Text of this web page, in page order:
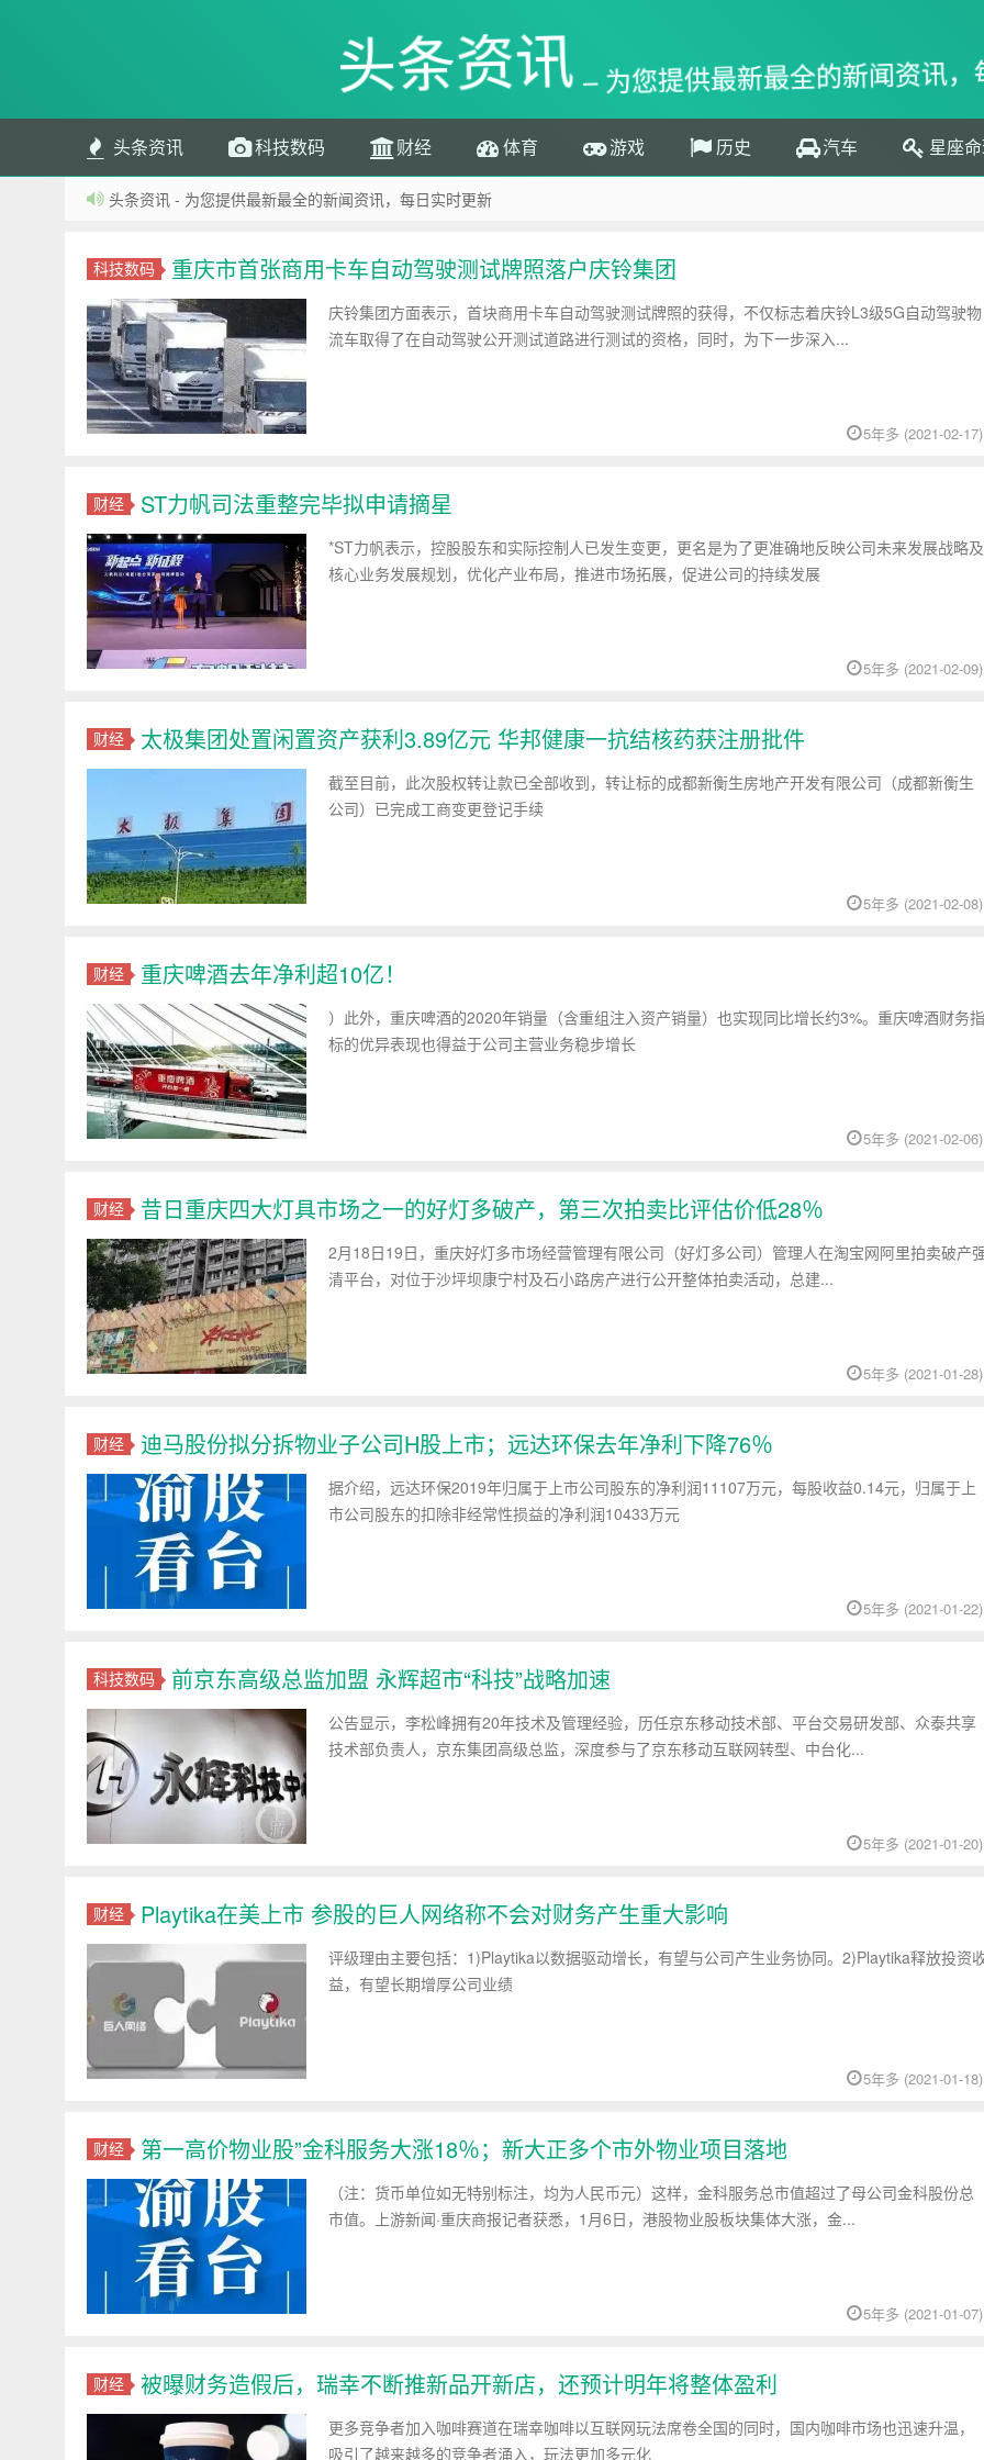
头条资讯– 为您提供最新最全的新闻资讯
头条资讯 科技数码 财经 体育 游戏 历史 汽车 星座
头条资讯 - 为您提供最新最全的新闻资讯，每日实时更新
科技数码 重庆市首张商用卡车自动驾驶测试牌照落户庆铃集团
庆铃集团方面表示，首块商用卡车自动驾驶测试牌照的获得，不仅标志着庆铃L3级5G自动驾驶物
流车取得了在自动驾驶公开测试道路进行测试的资格，同时，为下一步深入...
5年多 (2021-02-17)
财经 ST力帆司法重整完毕拟申请摘星
*ST力帆表示，控股股东和实际控制人已发生变更，更名是为了更准确地反映公司未来发展战略及
核心业务发展规划，优化产业布局，推进市场拓展，促进公司的持续发展
5年多 (2021-02-09)
财经 太极集团处置闲置资产获利3.89亿元 华邦健康一抗结核药获注册批件
截至目前，此次股权转让款已全部收到，转让标的成都新衡生房地产开发有限公司（成都新衡生
公司）已完成工商变更登记手续
5年多 (2021-02-08)
财经 重庆啤酒去年净利超10亿！
）此外，重庆啤酒的2020年销量（含重组注入资产销量）也实现同比增长约3%。重庆啤酒财务指
标的优异表现也得益于公司主营业务稳步增长
5年多 (2021-02-06)
财经 昔日重庆四大灯具市场之一的好灯多破产，第三次拍卖比评估价低28％
2月18日19日，重庆好灯多市场经营管理有限公司（好灯多公司）管理人在淘宝网阿里拍卖破产
清平台，对位于沙坪坝康宁村及石小路房产进行公开整体拍卖活动，总建...
5年多 (2021-01-28)
财经 迪马股份拟分拆物业子公司H股上市；远达环保去年净利下降76％
据介绍，远达环保2019年归属于上市公司股东的净利润11107万元，每股收益0.14元，归属于上
市公司股东的扣除非经常性损益的净利润10433万元
5年多 (2021-01-22)
科技数码 前京东高级总监加盟 永辉超市“科技”战略加速
公告显示，李松峰拥有20年技术及管理经验，历任京东移动技术部、平台交易研发部、众泰共享
技术部负责人，京东集团高级总监，深度参与了京东移动互联网转型、中台化...
5年多 (2021-01-20)
财经 Playtika在美上市 参股的巨人网络称不会对财务产生重大影响
评级理由主要包括：1)Playtika以数据驱动增长，有望与公司产生业务协同。2)Playtika释放投资
益，有望长期增厚公司业绩
5年多 (2021-01-18)
财经 第一高价物业股”金科服务大涨18％；新大正多个市外物业项目落地
（注：货币单位如无特别标注，均为人民币元）这样，金科服务总市值超过了母公司金科股份总
市值。上游新闻·重庆商报记者获悉，1月6日，港股物业股板块集体大涨，金...
5年多 (2021-01-07)
财经 被曝财务造假后，瑞幸不断推新品开新店，还预计明年将整体盈利
更多竞争者加入咖啡赛道在瑞幸咖啡以互联网玩法席卷全国的同时，国内咖啡市场也迅速升温，
吸引了越来越多的竞争者涌入，玩法更加多元化